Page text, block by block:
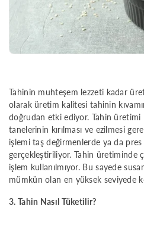
Tahinin muhteşem lezzeti kadar
olarak üretim kalitesi tahinin
doğrudan etki ediyor. Tahin üretimi
tanelerinin kırılması ve ezilmesi
işlemi taş değirmenlerde ya da
gerçekleştiriliyor. Tahin üretiminde
işlem kullanılmıyor. Bu sayede
mümkün olan en yüksek seviyede
3. Tahin Nasıl Tüketilir?